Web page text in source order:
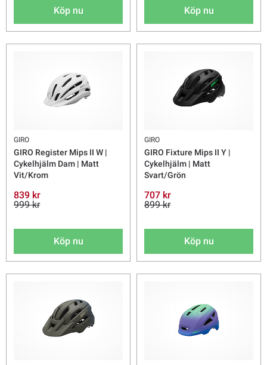
Köp nu Köp nu
GIRO
GIRO Register Mips II W |
Cykelhjälm Dam | Matt
Vit/Krom
839 kr
999 kr
Köp nu
GIRO
GIRO Fixture Mips II Y |
Cykelhjälm | Matt
Svart/Grön
707 kr
899 kr
Köp nu